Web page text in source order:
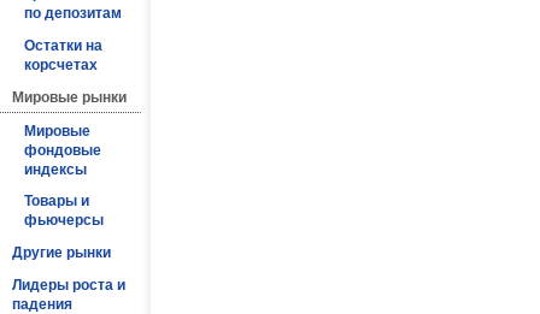
по депозитам
Остатки на
корсчетах
Мировые рынки
Мировые
фондовые
индексы
Товары и
фьючерсы
Другие рынки
Лидеры роста и
падения